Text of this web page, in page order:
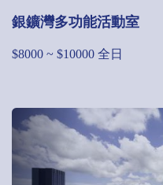
銀鑛灣多功能活動室
$8000 ~ $10000 全日